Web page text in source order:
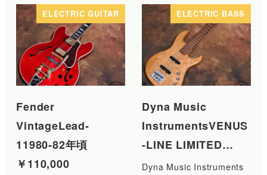
ELECTRIC GUITAR
Fender
VintageLead-
11980-82年頃
￥110,000
ELECTRIC BASS
Dyna Music
InstrumentsVENUS
-LINE LIMITED…
Dyna Music Instruments